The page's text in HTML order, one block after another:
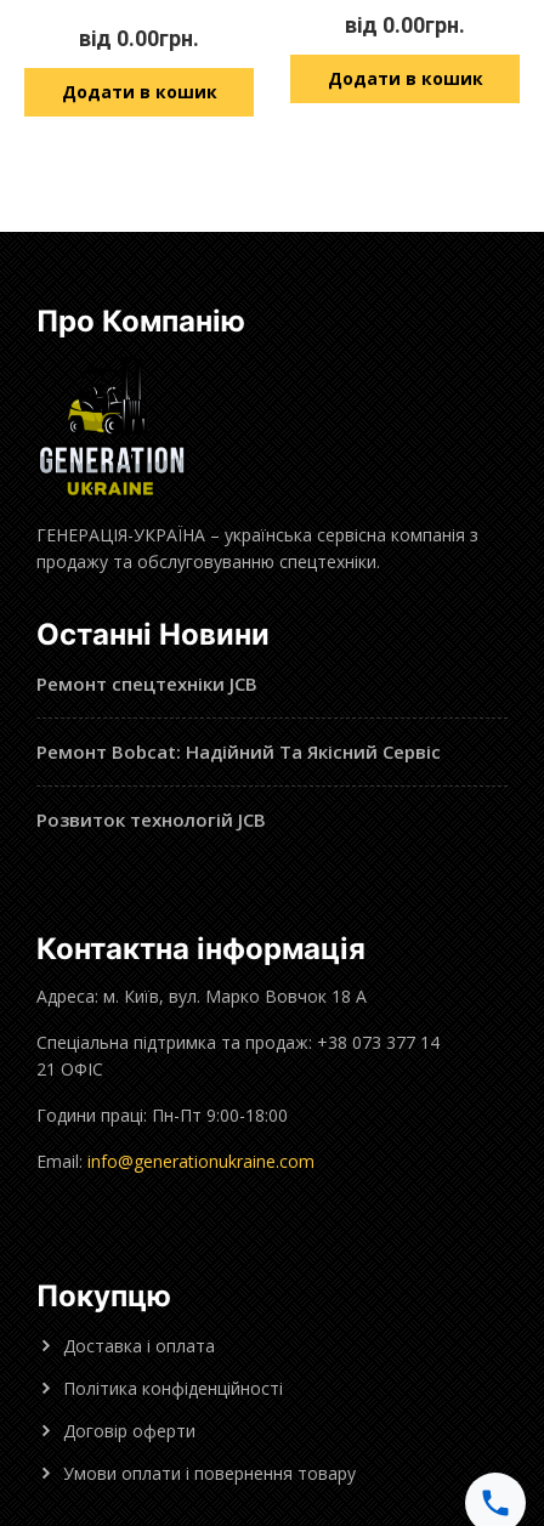
від 0.00грн.
Додати в кошик
від 0.00грн.
Додати в кошик
Про Компанію
ГЕНЕРАЦІЯ-УКРАЇНА – українська сервісна компанія з
продажу та обслуговуванню спецтехніки.
Останні Новини
Ремонт спецтехніки JCB
Ремонт Bobcat: Надійний Та Якісний Сервіс
Розвиток технологій JCB
Контактна інформація
Адреса: м. Київ, вул. Марко Вовчок 18 А
Спеціальна підтримка та продаж: +38 073 377 14
21 ОФІС
Години праці: Пн-Пт 9:00-18:00
Email: info@generationukraine.com
Покупцю
Доставка і оплата
Політика конфіденційності
Договір оферти
Умови оплати і повернення товару